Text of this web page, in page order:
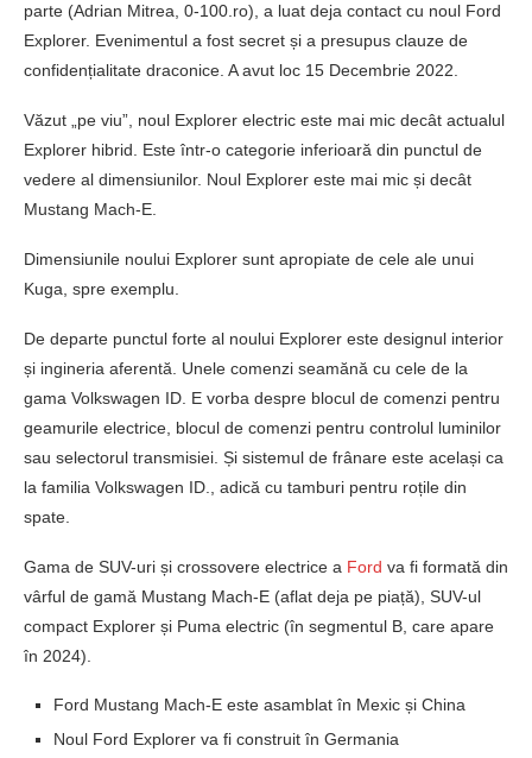
parte (Adrian Mitrea, 0-100.ro), a luat deja contact cu noul Ford
Explorer. Evenimentul a fost secret și a presupus clauze de
confidențialitate draconice. A avut loc 15 Decembrie 2022.
Văzut „pe viu”, noul Explorer electric este mai mic decât actualul
Explorer hibrid. Este într-o categorie inferioară din punctul de
vedere al dimensiunilor. Noul Explorer este mai mic și decât
Mustang Mach-E.
Dimensiunile noului Explorer sunt apropiate de cele ale unui
Kuga, spre exemplu.
De departe punctul forte al noului Explorer este designul interior
și ingineria aferentă. Unele comenzi seamănă cu cele de la
gama Volkswagen ID. E vorba despre blocul de comenzi pentru
geamurile electrice, blocul de comenzi pentru controlul luminilor
sau selectorul transmisiei. Și sistemul de frânare este același ca
la familia Volkswagen ID., adică cu tamburi pentru roțile din
spate.
Gama de SUV-uri și crossovere electrice a Ford va fi formată din
vârful de gamă Mustang Mach-E (aflat deja pe piață), SUV-ul
compact Explorer și Puma electric (în segmentul B, care apare
în 2024).
Ford Mustang Mach-E este asamblat în Mexic și China
Noul Ford Explorer va fi construit în Germania